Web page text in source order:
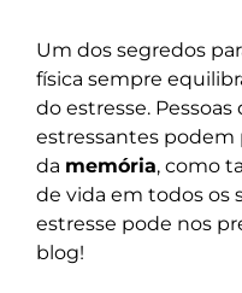
Um dos segredos
física sempre
do estresse.
estressantes podem
da memória, como
de vida em todos os
estresse pode nos
blog!